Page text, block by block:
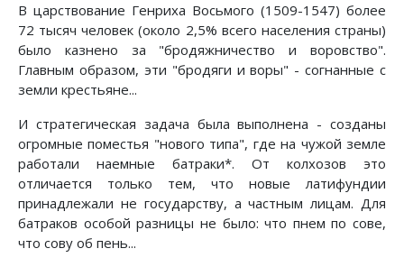
В царствование Генриха Восьмого (1509-1547) более
72 тысяч человек (около 2,5% всего населения страны)
было казнено за "бродяжничество и воровство".
Главным образом, эти "бродяги и воры" - согнанные с
земли крестьяне...
И стратегическая задача была выполнена - созданы
огромные поместья "нового типа", где на чужой земле
работали наемные батраки*. От колхозов это
отличается только тем, что новые латифундии
принадлежали не государству, а частным лицам. Для
батраков особой разницы не было: что пнем по сове,
что сову об пень...